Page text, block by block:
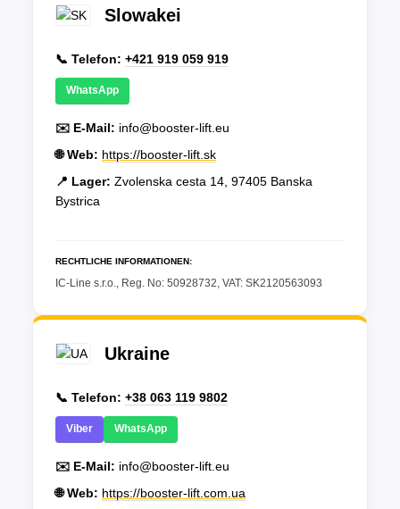
Slowakei
📞 Telefon: +421 919 059 919
WhatsApp
✉️ E-Mail: info@booster-lift.eu
🌐 Web: https://booster-lift.sk
📍 Lager: Zvolenska cesta 14, 97405 Banska
Bystrica
RECHTLICHE INFORMATIONEN:
IC-Line s.r.o., Reg. No: 50928732, VAT: SK2120563093
Ukraine
📞 Telefon: +38 063 119 9802
Viber WhatsApp
✉️ E-Mail: info@booster-lift.eu
🌐 Web: https://booster-lift.com.ua